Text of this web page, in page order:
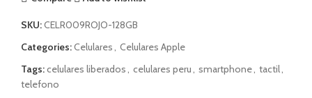
SKU:CELR009ROJO-128GB
Categories:Celulares
Celulares Apple
Tags:celulares liberados celulares peru smartphone tactil
telefono